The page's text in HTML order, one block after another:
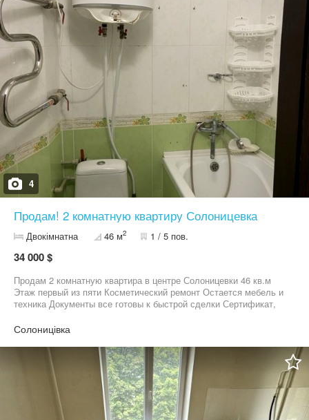
4
Продам! 2 комнатную квартиру Солоницевка
Двокімнатна 46 м2 1 / 5 пов.
34 000 $
Продам 2 комнатную квартира в центре Солоницевки 46 кв.м
Этаж первый из пяти Косметический ремонт Остается мебель и
техника Документы все готовы к быстрой сделки Сертификат,
Солоницівка